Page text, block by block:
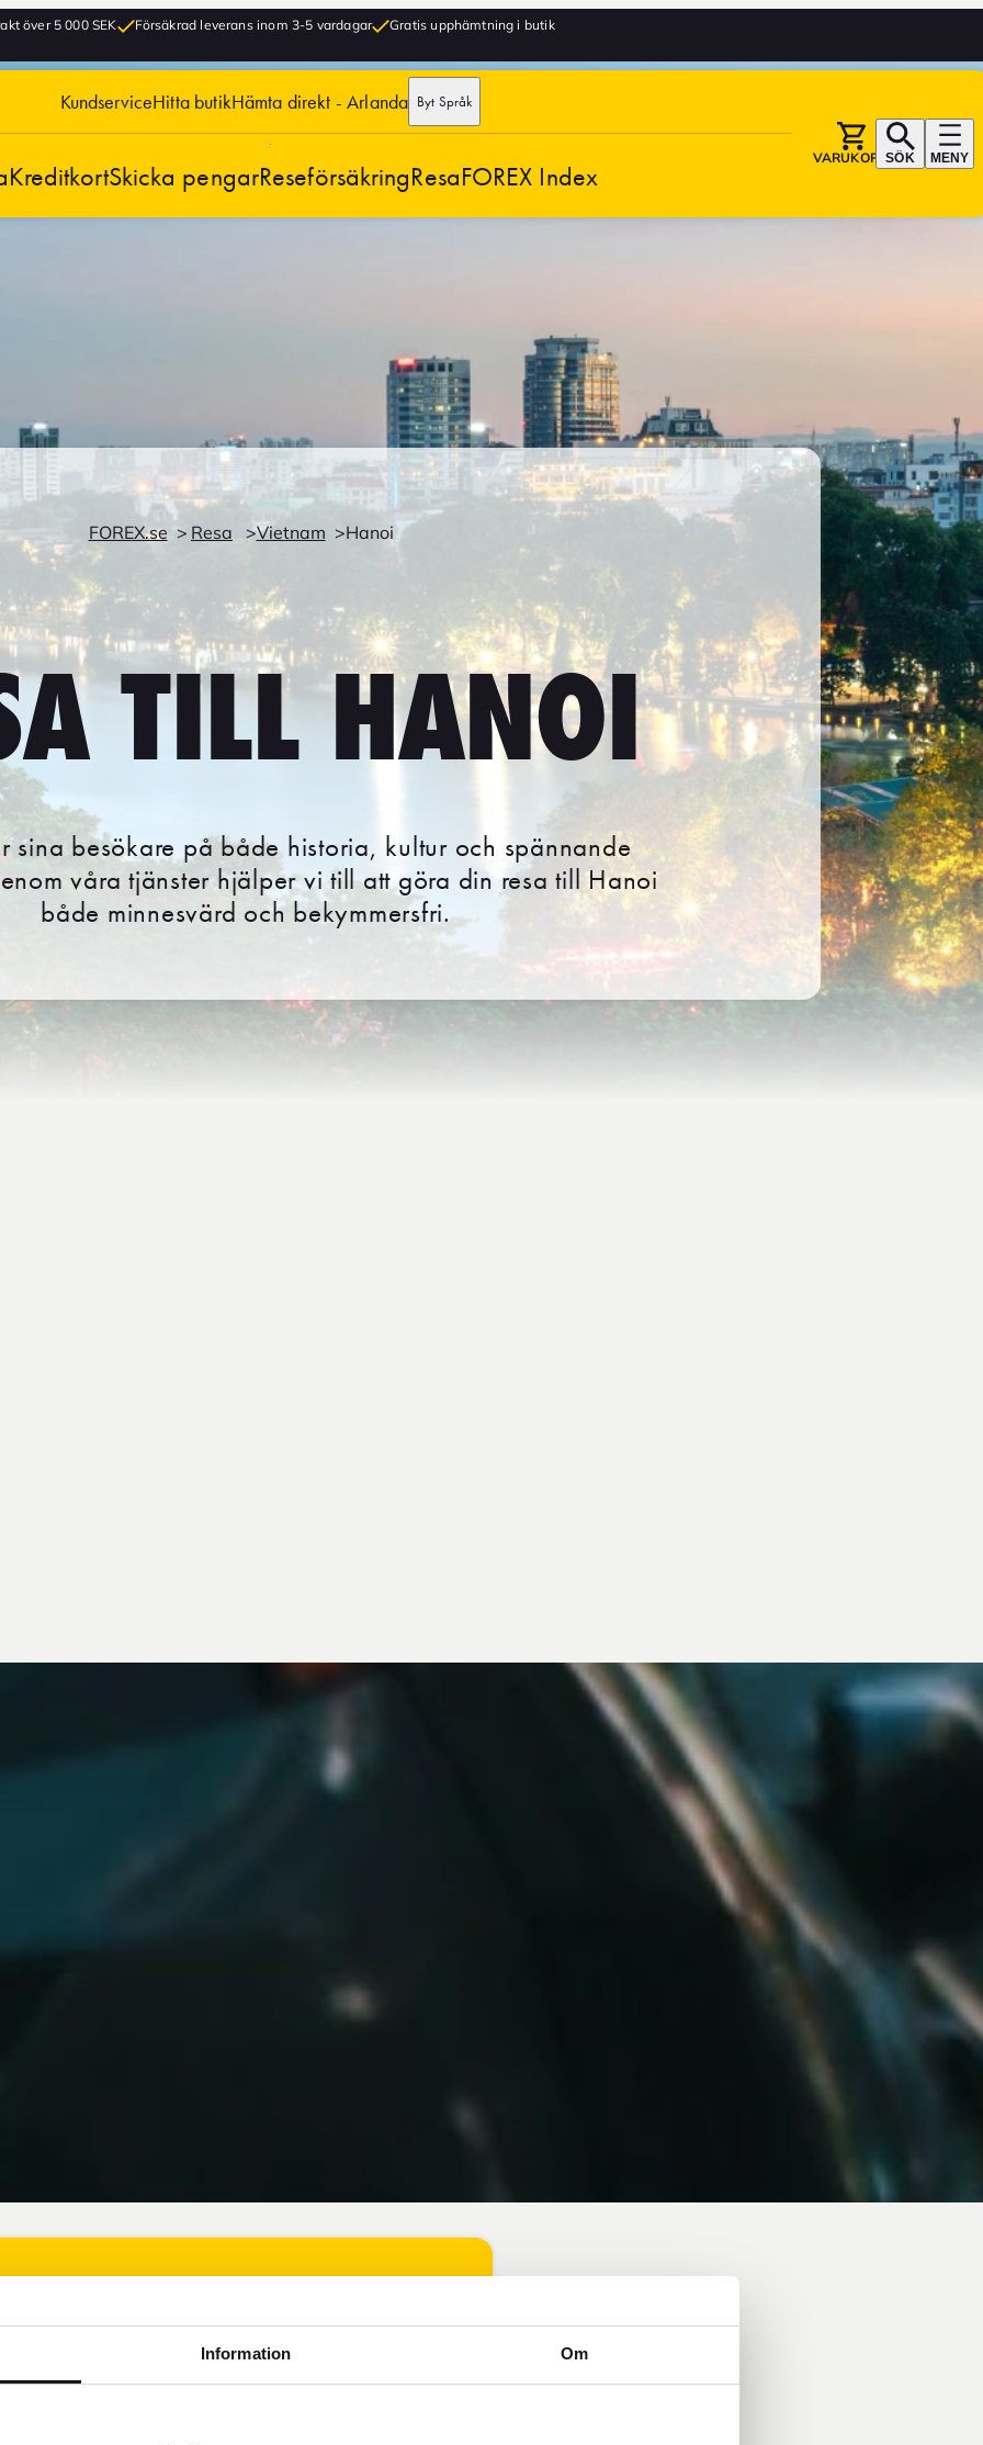
Information Om
över 5 000 SEK Försäkrad leverans inom 3-5 vardagar Gratis upphämtning i butik
KundserviceHitta butikHämta direkt - Arlanda Byt Språk
KreditkortSkicka pengarReseförsäkringResaFOREX Index
VARUKORGSÖK MENY
FOREX.se Resa Vietnam Hanoi
TILL HANOI
sina besökare på både historia, kultur och spännande
våra tjänster hjälper vi till att göra din resa till Hanoi
både minnesvärd och bekymmersfri.
dong, VND. Betalningsmedel som accepteras är